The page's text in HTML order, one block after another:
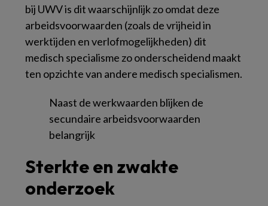
bij UWV is dit waarschijnlijk zo omdat deze
arbeidsvoorwaarden (zoals de vrijheid in
werktijden en verlofmogelijkheden) dit
medisch specialisme zo onderscheidend maakt
ten opzichte van andere medisch specialismen.
Naast de werkwaarden blijken de
secundaire arbeidsvoorwaarden
belangrijk
Sterkte en zwakte
onderzoek